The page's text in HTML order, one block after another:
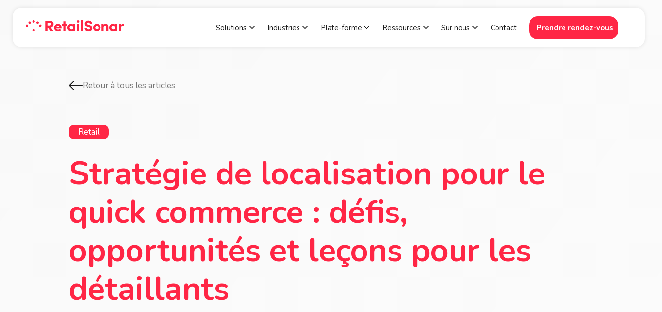
Solutions Show submenu for Solutions
Industries Show submenu for Industries
Plate-forme Show submenu for Plate-forme
Ressources Show submenu for Ressources
Sur nous Show submenu for Sur nous
Contact Prendre rendez-vous
Retour à tous les articles
Retail
Stratégie de localisation pour le
quick commerce : défis,
opportunités et leçons pour les
détaillants